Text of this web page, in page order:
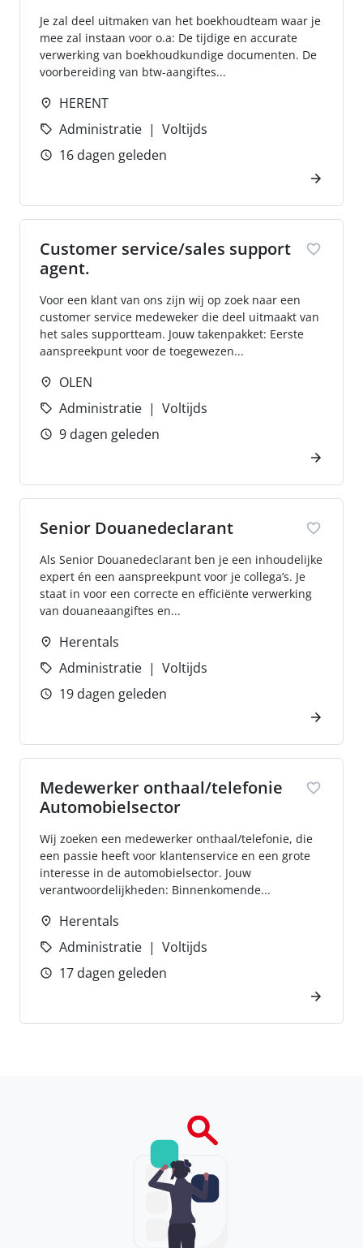
Je zal deel uitmaken van het boekhoudteam waar je
mee zal instaan voor o.a: De tijdige en accurate
verwerking van boekhoudkundige documenten. De
voorbereiding van btw-aangiftes...
HERENT
Administratie
Voltijds
16 dagen geleden
Customer service/sales support
agent.
Voor een klant van ons zijn wij op zoek naar een
customer service medeweker die deel uitmaakt van
het sales supportteam. Jouw takenpakket: Eerste
aanspreekpunt voor de toegewezen...
OLEN
Administratie
Voltijds
9 dagen geleden
Senior Douanedeclarant
Als Senior Douanedeclarant ben je een inhoudelijke
expert én een aanspreekpunt voor je collega’s. Je
staat in voor een correcte en efficiënte verwerking
van douaneaangiftes en...
Herentals
Administratie
Voltijds
19 dagen geleden
Medewerker onthaal/telefonie
Automobielsector
Wij zoeken een medewerker onthaal/telefonie, die
een passie heeft voor klantenservice en een grote
interesse in de automobielsector. Jouw
verantwoordelijkheden: Binnenkomende...
Herentals
Administratie
Voltijds
17 dagen geleden